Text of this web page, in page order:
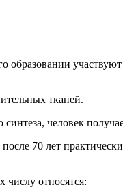
образовании
тканей.
человек
70 лет
числу относятся: